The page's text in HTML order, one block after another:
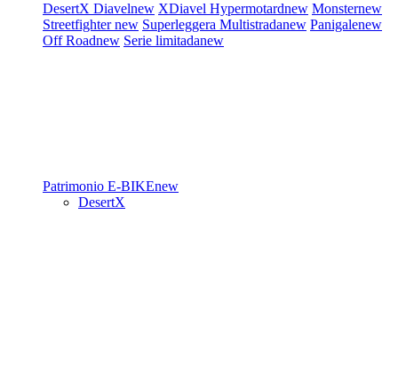
DesertX Diavelnew XDiavel Hypermotardnew Monsternew
Streetfighternew Superleggera Multistradanew Panigalenew
Off Roadnew Serie limitadanew
Patrimonio E-BIKEnew
DesertX